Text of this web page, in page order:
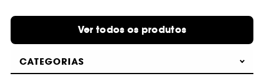
Ver todos os produtos
CATEGORIAS